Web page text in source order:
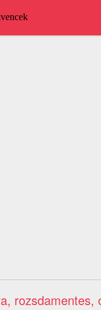
rozsdamentes,